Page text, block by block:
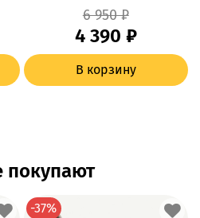
6 950 ₽
4 390 ₽
В корзину
покупают
-37%